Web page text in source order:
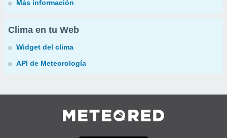
Más información
Clima en tu Web
Widget del clima
API de Meteorología